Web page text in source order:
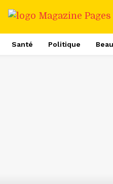
Santé Politique